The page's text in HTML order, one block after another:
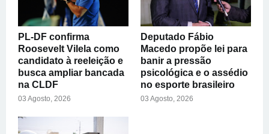
PL-DF confirma
Roosevelt Vilela como
candidato à reeleição e
busca ampliar bancada
na CLDF
03 Agosto, 2026
Deputado Fábio
Macedo propõe lei para
banir a pressão
psicológica e o assédio
no esporte brasileiro
03 Agosto, 2026